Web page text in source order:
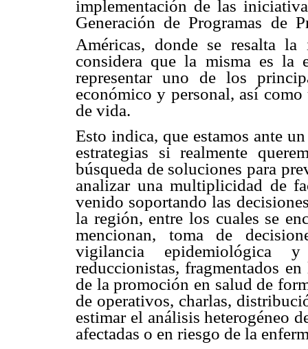
implementación de las
Generación de Programas de
Américas, donde se resalta
considera que la misma es
representar uno de los
económico y personal, así
de vida.
Esto indica, que estamos ante
estrategias si realmente
búsqueda de soluciones para
analizar una multiplicidad de
venido soportando las
la región, entre los cuales se
mencionan, toma de
vigilancia epidemiológica y
reduccionistas, fragmentados
de la promoción en salud de
de operativos, charlas,
estimar el análisis heterogéneo
afectadas o en riesgo de la